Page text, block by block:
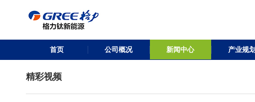
首页 公司概况 新闻中心 产业规划
精彩视频